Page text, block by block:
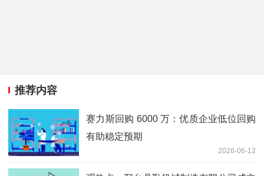
推荐内容
赛力斯回购 6000 万：优质企业低位回购
有助稳定预期
2026-06-12